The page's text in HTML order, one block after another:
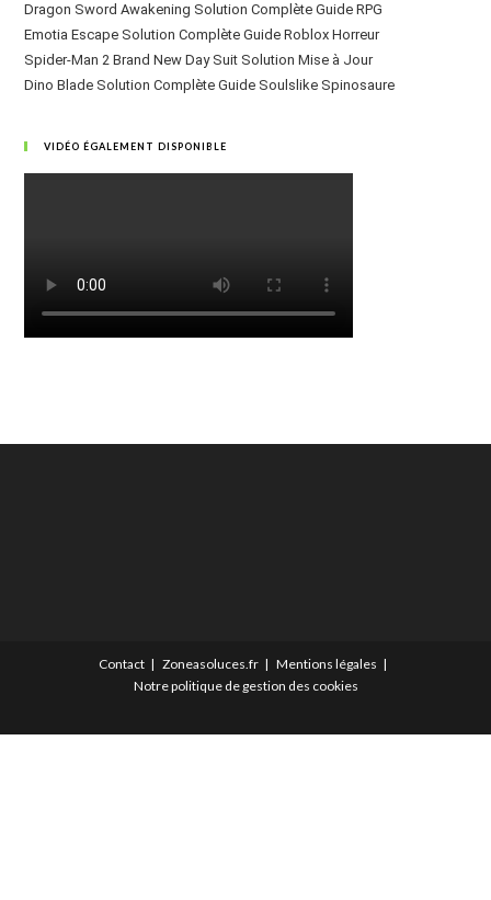
Dragon Sword Awakening Solution Complète Guide RPG
Emotia Escape Solution Complète Guide Roblox Horreur
Spider-Man 2 Brand New Day Suit Solution Mise à Jour
Dino Blade Solution Complète Guide Soulslike Spinosaure
VIDÉO ÉGALEMENT DISPONIBLE
Contact Zoneasoluces.fr
Mentions légales
Notre politique de gestion des cookies